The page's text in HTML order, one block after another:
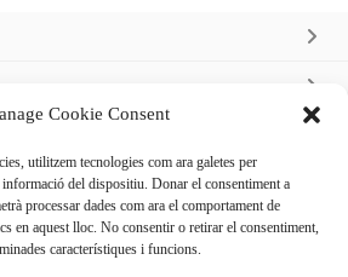
Cookie Consent
utilitzem tecnologies com ara galetes per
informació del dispositiu. Donar el consentiment a
processar dades com ara el comportament de
en aquest lloc. No consentir o retirar el consentiment,
característiques i funcions.